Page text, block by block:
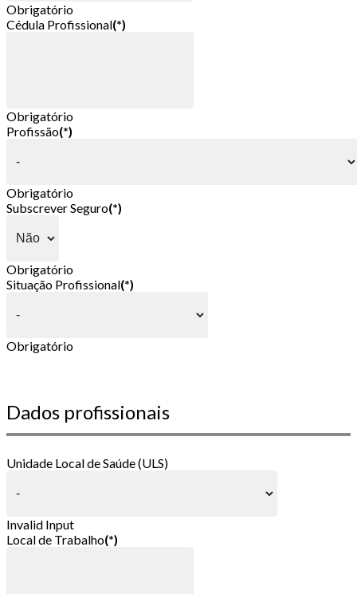
Obrigatório
Cédula Profissional(*)
Obrigatório
Profissão(*)
Obrigatório
Subscrever Seguro(*)
Obrigatório
Situação Profissional(*)
Obrigatório
Dados profissionais
Unidade Local de Saúde (ULS)
Invalid Input
Local de Trabalho(*)